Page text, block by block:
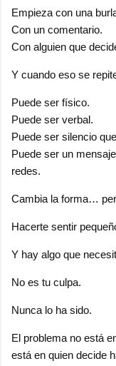
Empieza con una
Con un comentario.
Con alguien que
Y cuando eso se
Puede ser físico.
Puede ser verbal.
Puede ser silencio
Puede ser un
redes.
Cambia la forma…
Hacerte sentir
Y hay algo que
No es tu culpa.
Nunca lo ha sido.
El problema no está
está en quien decide